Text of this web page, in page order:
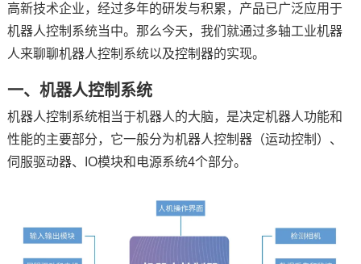
高新技术企业，经过多年的研发与积累，产品已广泛应用于
机器人控制系统当中。那么今天，我们就通过多轴工业机器
人来聊聊机器人控制系统以及控制器的实现。
一、机器人控制系统
机器人控制系统相当于机器人的大脑，是决定机器人功能和
性能的主要部分，它一般分为机器人控制器（运动控制）、
伺服驱动器、IO模块和电源系统4个部分。